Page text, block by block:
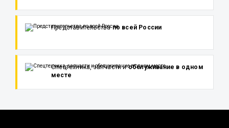
Представительствапо всей России
Спецтехника, запчасти иобслуживание в одном
месте